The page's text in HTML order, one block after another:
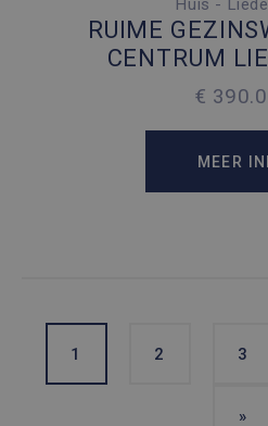
4
200 M 2
217 M2
Huis -
RUIME
CENTRUM
€
MEER
1 2 3
»